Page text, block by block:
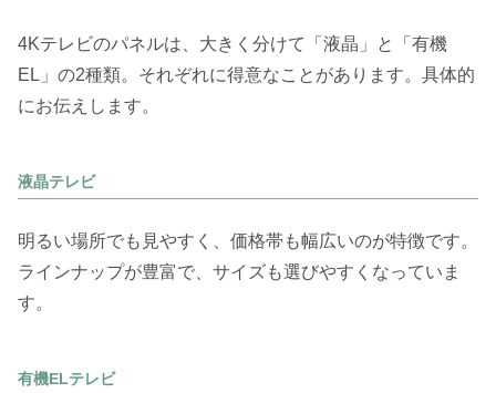
4Kテレビのパネルは、大きく分けて「液晶」と「有機
EL」の2種類。それぞれに得意なことがあります。具体的
にお伝えします。
液晶テレビ
明るい場所でも見やすく、価格帯も幅広いのが特徴です。
ラインナップが豊富で、サイズも選びやすくなっていま
す。
有機ELテレビ